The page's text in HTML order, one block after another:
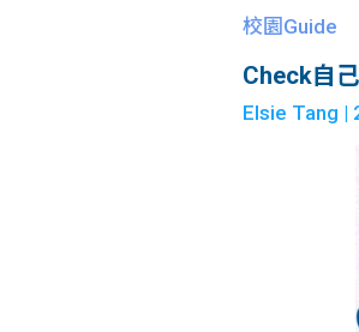
校園Guide
Check自
Elsie Tang |